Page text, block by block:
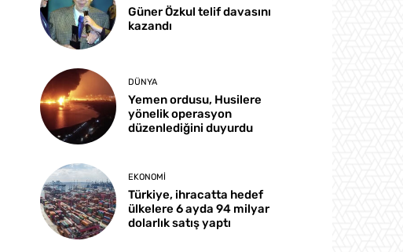
Güner Özkul telif davasını
kazandı
DÜNYA
Yemen ordusu, Husilere
yönelik operasyon
düzenlediğini duyurdu
EKONOMI
Türkiye, ihracatta hedef
ülkelere 6 ayda 94 milyar
dolarlık satış yaptı